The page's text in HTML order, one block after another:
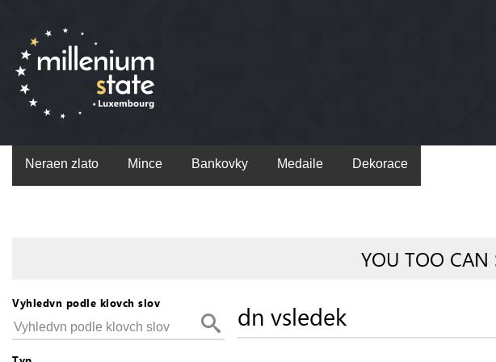
Neraen zlato Mince Bankovky Medaile Dekorace
YOU TOO CAN
Vyhledvn podle klovch slov dn vsledek